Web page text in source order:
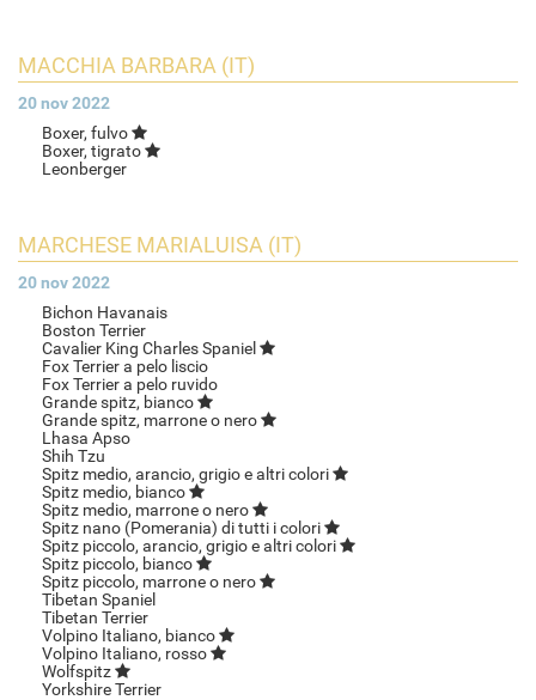
MACCHIA BARBARA (IT)
20 nov 2022
Boxer, fulvo
Boxer, tigrato
Leonberger
MARCHESE MARIALUISA (IT)
20 nov 2022
Bichon Havanais
Boston Terrier
Cavalier King Charles Spaniel
Fox Terrier a pelo liscio
Fox Terrier a pelo ruvido
Grande spitz, bianco
Grande spitz, marrone o nero
Lhasa Apso
Shih Tzu
Spitz medio, arancio, grigio e altri colori
Spitz medio, bianco
Spitz medio, marrone o nero
Spitz nano (Pomerania) di tutti i colori
Spitz piccolo, arancio, grigio e altri colori
Spitz piccolo, bianco
Spitz piccolo, marrone o nero
Tibetan Spaniel
Tibetan Terrier
Volpino Italiano, bianco
Volpino Italiano, rosso
Wolfspitz
Yorkshire Terrier